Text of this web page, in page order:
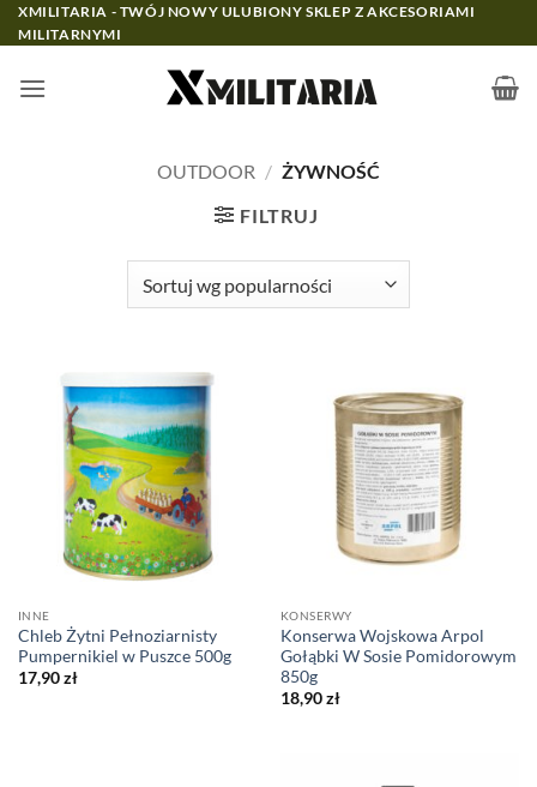
Przewiń
do
XMILITARIA - TWÓJ NOWY ULUBIONY SKLEP Z AKCESORIAMI
MILITARNYMI
OUTDOOR / ŻYWNOŚĆ
FILTRUJ
INNE
Chleb Żytni Pełnoziarnisty
Pumpernikiel w Puszce 500g
17,90zł
KONSERWY
Konserwa Wojskowa Arpol
Gołąbki W Sosie Pomidorowym
850g
18,90zł